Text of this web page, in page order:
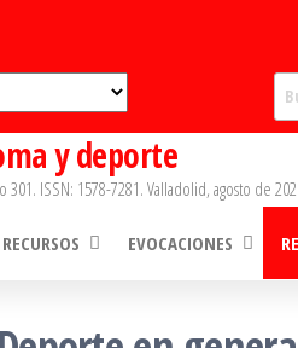
y deporte
301. ISSN: 1578-7281. Valladolid, agosto de
RECURSOS EVOCACIONES